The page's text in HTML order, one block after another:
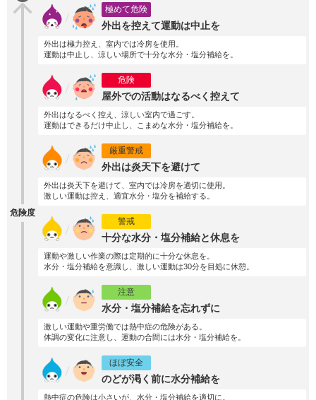
危険度
極めて危険
外出を控えて運動は中止を
外出は極力控え、室内では冷房を使用。
運動は中止し、涼しい場所で十分な水分・塩分補給を。
危険
屋外での活動はなるべく控えて
外出はなるべく控え、涼しい室内で過ごす。
運動はできるだけ中止し、こまめな水分・塩分補給を。
厳重警戒
外出は炎天下を避けて
外出は炎天下を避けて、室内では冷房を適切に使用。
激しい運動は控え、適宜水分・塩分を補給する。
警戒
十分な水分・塩分補給と休息を
運動や激しい作業の際は定期的に十分な休息を。
水分・塩分補給を意識し、激しい運動は30分を目処に休憩。
注意
水分・塩分補給を忘れずに
激しい運動や重労働では熱中症の危険がある。
体調の変化に注意し、運動の合間には水分・塩分補給を。
ほぼ安全
のどが渇く前に水分補給を
熱中症の危険は小さいが、水分・塩分補給を適切に。